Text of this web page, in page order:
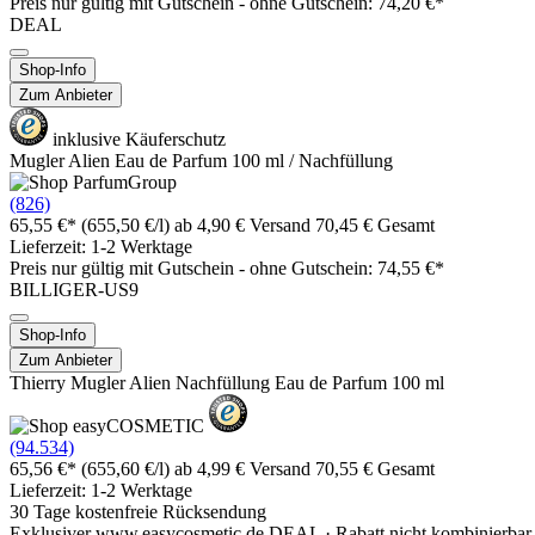
DEAL
Shop-Info
Zum Anbieter
inklusive Käuferschutz
Mugler Alien Eau de Parfum 100 ml / Nachfüllung
(826)
65,55 €* (655,50 €/l) ab 4,90 € Versand 70,45 € Gesamt
Lieferzeit: 1-2 Werktage
Preis nur gültig mit Gutschein - ohne Gutschein: 74,55 €*
BILLIGER-US9
Shop-Info
Zum Anbieter
Thierry Mugler Alien Nachfüllung Eau de Parfum 100 ml
(94.534)
65,56 €* (655,60 €/l) ab 4,99 € Versand 70,55 € Gesamt
Lieferzeit: 1-2 Werktage
30 Tage kostenfreie Rücksendung